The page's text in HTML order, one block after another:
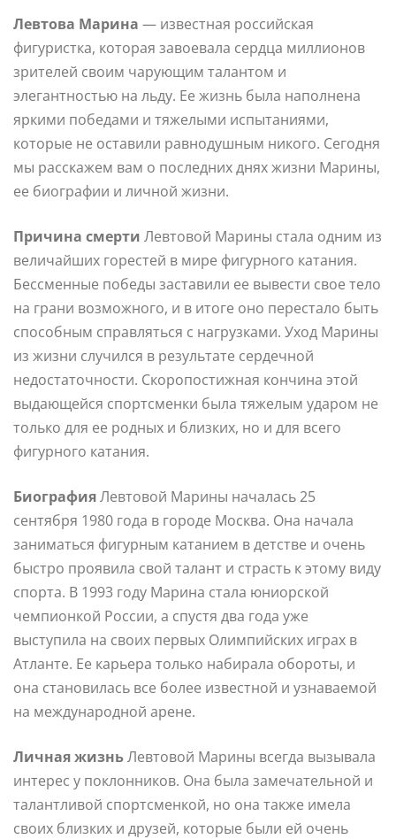
Левтова Марина — известная российская
фигуристка, которая завоевала сердца миллионов
зрителей своим чарующим талантом и
элегантностью на льду. Ее жизнь была наполнена
яркими победами и тяжелыми испытаниями,
которые не оставили равнодушным никого. Сегодня
мы расскажем вам о последних днях жизни Марины,
ее биографии и личной жизни.
Причина смерти Левтовой Марины стала одним из
величайших горестей в мире фигурного катания.
Бессменные победы заставили ее вывести свое тело
на грани возможного, и в итоге оно перестало быть
способным справляться с нагрузками. Уход Марины
из жизни случился в результате сердечной
недостаточности. Скоропостижная кончина этой
выдающейся спортсменки была тяжелым ударом не
только для ее родных и близких, но и для всего
фигурного катания.
БиографияЛевтовой Марины началась 25
сентября 1980 года в городе Москва. Она начала
заниматься фигурным катанием в детстве и очень
быстро проявила свой талант и страсть к этому виду
спорта. В 1993 году Марина стала юниорской
чемпионкой России, а спустя два года уже
выступила на своих первых Олимпийских играх в
Атланте. Ее карьера только набирала обороты, и
она становилась все более известной и узнаваемой
на международной арене.
Личная жизньЛевтовой Марины всегда вызывала
интерес у поклонников. Она была замечательной и
талантливой спортсменкой, но она также имела
своих близких и друзей, которые были ей очень